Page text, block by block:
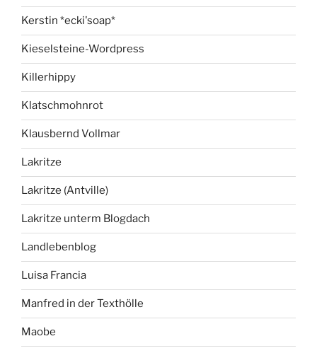
Kerstin *ecki'soap*
Kieselsteine-Wordpress
Killerhippy
Klatschmohnrot
Klausbernd Vollmar
Lakritze
Lakritze (Antville)
Lakritze unterm Blogdach
Landlebenblog
Luisa Francia
Manfred in der Texthölle
Maobe